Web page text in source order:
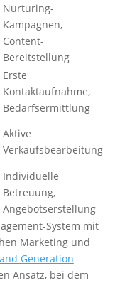
Nurturing-
Kampagnen,
Content-
Bereitstellung
Erste
Kontaktaufnahme,
Bedarfsermittlung
Aktive
Verkaufsbearbeitung
Individuelle
Betreuung,
Angebotserstellung
System mit
Marketing und
Generation
Ansatz, bei dem